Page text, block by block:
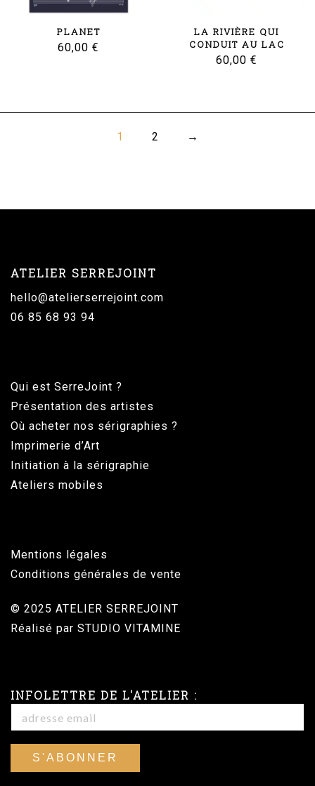
PLANET
60,00 €
LA RIVIÈRE QUI
CONDUIT AU LAC
60,00 €
1 2 →
ATELIER SERREJOINT
hello@atelierserrejoint.com
06 85 68 93 94
Qui est SerreJoint ?
Présentation des artistes
Où acheter nos sérigraphies ?
Imprimerie d’Art
Initiation à la sérigraphie
Ateliers mobiles
Mentions légales
Conditions générales de vente
© 2025 ATELIER SERREJOINT
Réalisé par STUDIO VITAMINE
INFOLETTRE DE L'ATELIER :